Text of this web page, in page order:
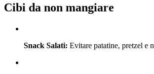
Cibi da non mangiare
Snack Salati: Evitare patatine, pretzel e